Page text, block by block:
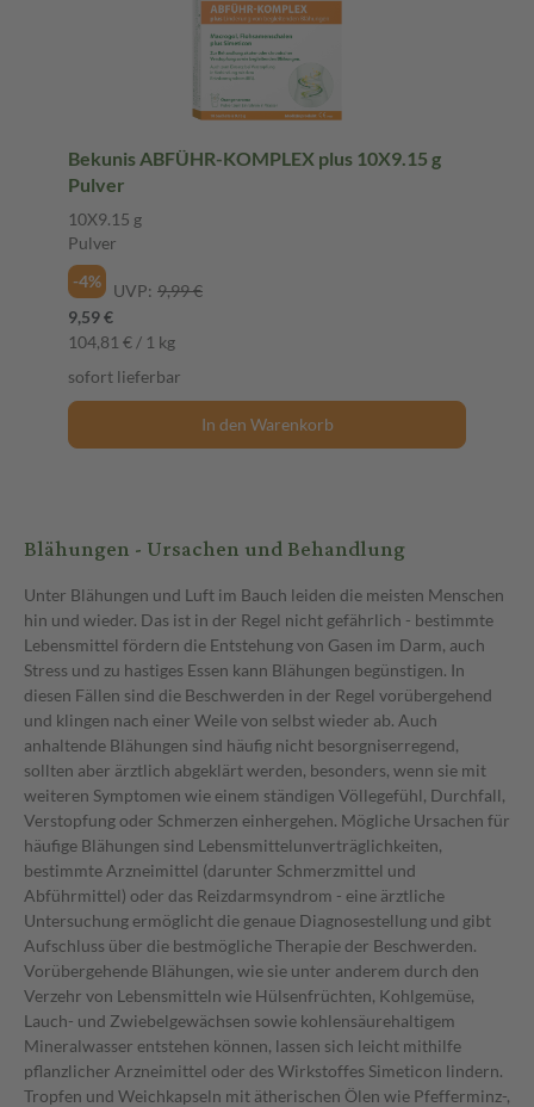
Blähungen - Ursachen und Behandlung
Unter Blähungen und Luft im Bauch leiden die meisten Menschen
hin und wieder. Das ist in der Regel nicht gefährlich - bestimmte
Lebensmittel fördern die Entstehung von Gasen im Darm, auch
Stress und zu hastiges Essen kann Blähungen begünstigen. In
diesen Fällen sind die Beschwerden in der Regel vorübergehend
und klingen nach einer Weile von selbst wieder ab. Auch
anhaltende Blähungen sind häufig nicht besorgniserregend,
sollten aber ärztlich abgeklärt werden, besonders, wenn sie mit
weiteren Symptomen wie einem ständigen Völlegefühl, Durchfall,
Verstopfung oder Schmerzen einhergehen. Mögliche Ursachen für
häufige Blähungen sind Lebensmittelunverträglichkeiten,
bestimmte Arzneimittel (darunter Schmerzmittel und
Abführmittel) oder das Reizdarmsyndrom - eine ärztliche
Untersuchung ermöglicht die genaue Diagnosestellung und gibt
Aufschluss über die bestmögliche Therapie der Beschwerden.
Vorübergehende Blähungen, wie sie unter anderem durch den
Verzehr von Lebensmitteln wie Hülsenfrüchten, Kohlgemüse,
Lauch- und Zwiebelgewächsen sowie kohlensäurehaltigem
Mineralwasser entstehen können, lassen sich leicht mithilfe
pflanzlicher Arzneimittel oder des Wirkstoffes Simeticon lindern.
Tropfen und Weichkapseln mit ätherischen Ölen wie Pfefferminz-,
Bekunis ABFÜHR-KOMPLEX plus 10X9.15 g
Pulver
10X9.15 g
Pulver
-4%
UVP: 9,99 €
9,59 €
104,81 € / 1 kg
sofort lieferbar
In den Warenkorb